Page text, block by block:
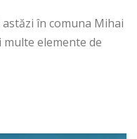
în comuna Mihai
elemente de